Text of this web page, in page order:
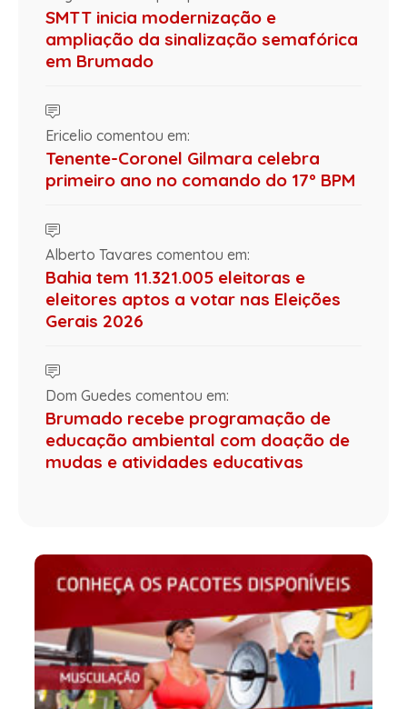
SMTT inicia modernização e
ampliação da sinalização semafórica
em Brumado
Ericelio comentou em:
Tenente-Coronel Gilmara celebra
primeiro ano no comando do 17º BPM
Alberto Tavares comentou em:
Bahia tem 11.321.005 eleitoras e
eleitores aptos a votar nas Eleições
Gerais 2026
Dom Guedes comentou em:
Brumado recebe programação de
educação ambiental com doação de
mudas e atividades educativas